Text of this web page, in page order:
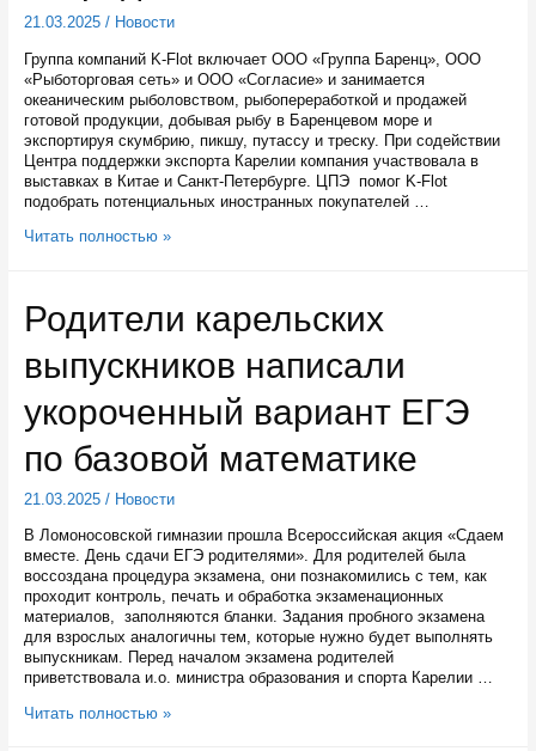
21.03.2025/ Новости
Группа компаний K-Flot включает ООО «Группа Баренц», ООО
«Рыботорговая сеть» и ООО «Согласие» и занимается
океаническим рыболовством, рыбопереработкой и продажей
готовой продукции, добывая рыбу в Баренцевом море и
экспортируя скумбрию, пикшу, путассу и треску. При содействии
Центра поддержки экспорта Карелии компания участвовала в
выставках в Китае и Санкт-Петербурге. ЦПЭ помог K-Flot
подобрать потенциальных иностранных покупателей …
Бразильцы
трески
без
посредников
Читать полностью »
Родители карельских
выпускников написали
укороченный вариант ЕГЭ
по базовой математике
21.03.2025/ Новости
В Ломоносовской гимназии прошла Всероссийская акция «Сдаем
вместе. День сдачи ЕГЭ родителями». Для родителей была
воссоздана процедура экзамена, они познакомились с тем, как
проходит контроль, печать и обработка экзаменационных
материалов, заполняются бланки. Задания пробного экзамена
для взрослых аналогичны тем, которые нужно будет выполнять
выпускникам. Перед началом экзамена родителей
приветствовала и.о. министра образования и спорта Карелии …
Родители
Читать полностью »